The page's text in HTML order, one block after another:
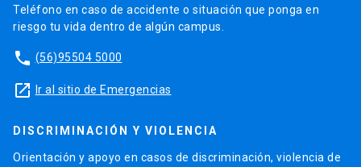
Teléfono en caso de accidente o situación que ponga en
riesgo tu vida dentro de algún campus.
phone (56)95504 5000
launch Ir al sitio de Emergencias
DISCRIMINACIÓN Y VIOLENCIA
Orientación y apoyo en casos de discriminación, violencia de